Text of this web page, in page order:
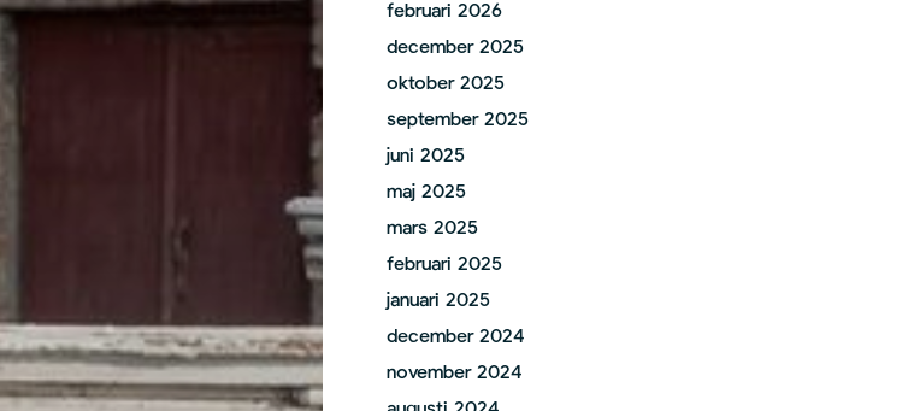
februari 2026
december 2025
oktober 2025
september 2025
juni 2025
maj 2025
mars 2025
februari 2025
januari 2025
december 2024
november 2024